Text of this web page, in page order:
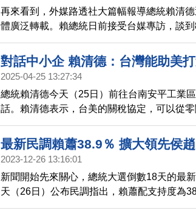
一公布。
再來看到，外媒路透社大篇幅報導總統賴清
體廣泛轉載。賴總統日前接受台媒專訪，談到
中共侵台目的，根本就不是為了中國領土問
和俄羅斯討回龐大的中國土地。
對話中小企 賴清德：台灣能助美
2025-04-25 13:27:34
總統賴清德今天（25日）前往台南安平工業
話。賴清德表示，台美的關稅協定，可以從
美方杜絕洗產地的要求，更強調台灣有實力
造成世界的AI中心。
最新民調賴蕭38.9％ 擴大領先侯
2023-12-26 13:16:01
新聞開始先來關心，總統大選倒數18天的最
天（26日）公布民調指出，賴蕭配支持度為
居次，柯吳配支持度則是17.2％。這波民調